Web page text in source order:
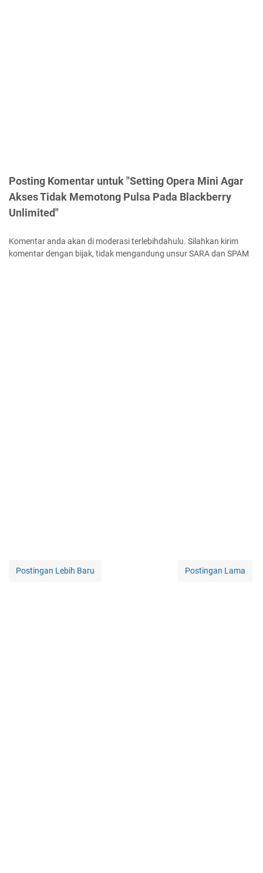
Posting Komentar untuk "Setting Opera Mini Agar
Akses Tidak Memotong Pulsa Pada Blackberry
Unlimited"
Komentar anda akan di moderasi terlebihdahulu. Silahkan kirim
komentar dengan bijak, tidak mengandung unsur SARA dan SPAM
Postingan Lebih Baru Postingan Lama